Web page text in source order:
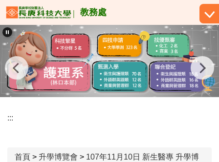
跳
到
主
要
內
容
區
教務處
:::
首頁 > 升學博覽會 > 107年11月10日 新生醫專 升學博